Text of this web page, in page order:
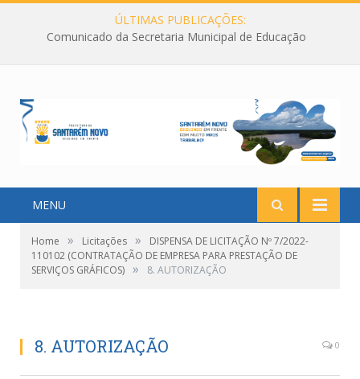
ÚLTIMAS PUBLICAÇÕES:
Comunicado da Secretaria Municipal de Educação
MENU
Home » Licitações »
DISPENSA DE LICITAÇÃO Nº 7/2022-
110102 (CONTRATAÇÃO DE EMPRESA PARA PRESTAÇÃO DE
SERVIÇOS GRÁFICOS) » 8. AUTORIZAÇÃO
8. AUTORIZAÇÃO 0